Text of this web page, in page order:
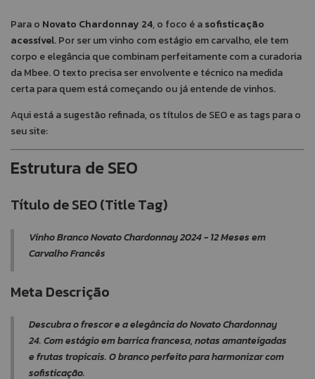
Para o Novato Chardonnay 24, o foco é asofisticação
acessível. Por ser um vinho com estágio em carvalho, ele tem
corpo e elegância que combinam perfeitamente com a curadoria
da Mbee. O texto precisa ser envolvente e técnico na medida
certa para quem está começando ou já entende de vinhos.
Aqui está a sugestão refinada, os títulos de SEO e as tags para o
seu site:
Estrutura de SEO
Título de SEO (Title Tag)
Vinho Branco Novato Chardonnay 2024 - 12 Meses em
Carvalho Francês
Meta Descrição
Descubra o frescor e a elegância do Novato Chardonnay
24. Com estágio em barrica francesa, notas amanteigadas
e frutas tropicais. O branco perfeito para harmonizar com
sofisticação.